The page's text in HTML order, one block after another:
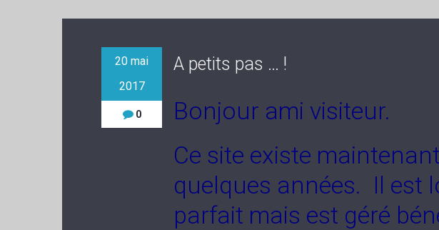
20 mai
2017
0
A petits pas … !
Bonjour ami visiteur.
Ce site existe
quelques années. Il est
parfait mais est géré